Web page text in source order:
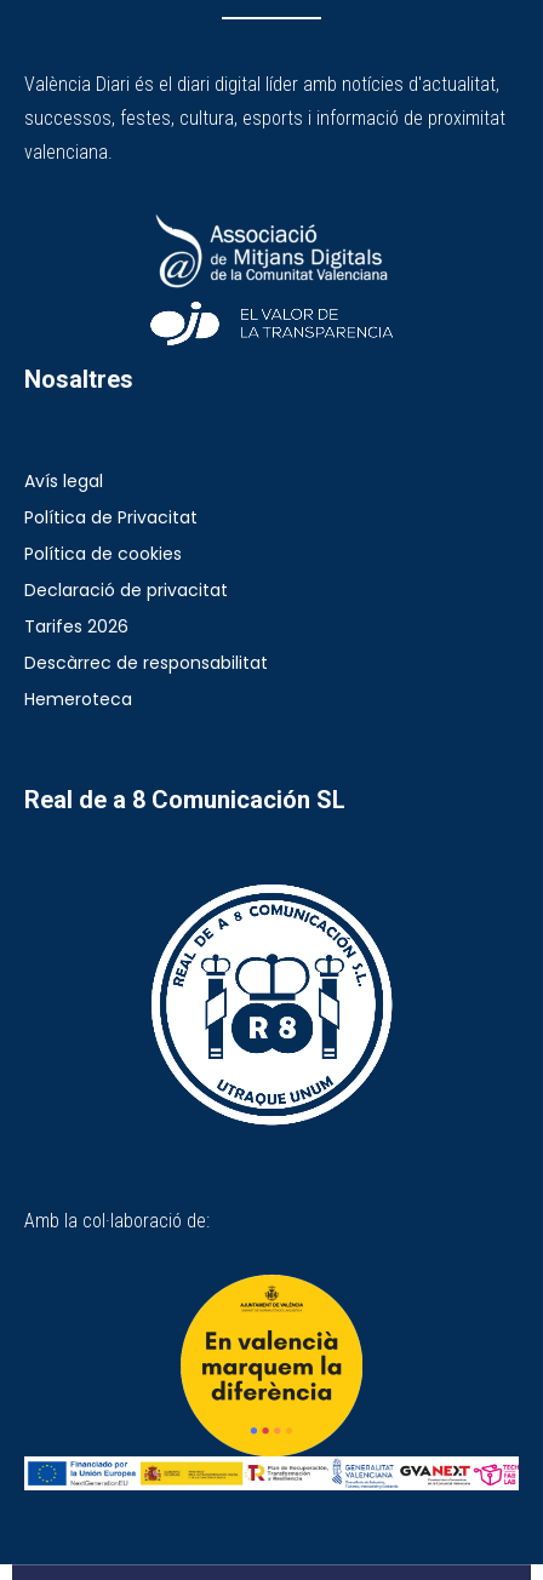
València Diari és el diari digital líder amb notícies d'actualitat,
successos, festes, cultura, esports i informació de proximitat
valenciana.
Nosaltres
Avís legal
Política de Privacitat
Política de cookies
Declaració de privacitat
Tarifes 2026
Descàrrec de responsabilitat
Hemeroteca
Real de a 8 Comunicación SL
Amb la col·laboració de: